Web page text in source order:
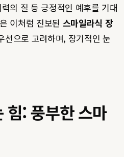
의 질 등 긍정적인 예후를 기대
은 이처럼 진보된 스마일라식 장
선으로 고려하며, 장기적인 눈
힘: 풍부한 스마